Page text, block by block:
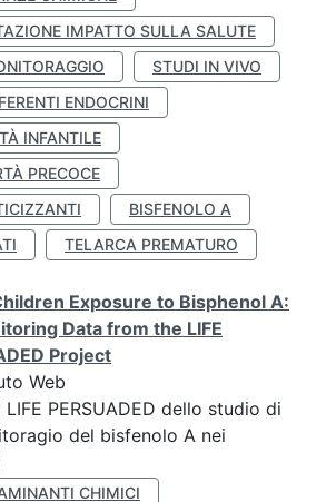
IMPATTO SULLA SALUTE
STUDI IN VIVO
ENDOCRINI
INFANTILE
PRECOCE
BISFENOLO A
TELARCA PREMATURO
Exposure to Bisphenol A:
Data from the LIFE
Project
Web
LIFE PERSUADED dello studio di
del bisfenolo A nei
CHIMICI